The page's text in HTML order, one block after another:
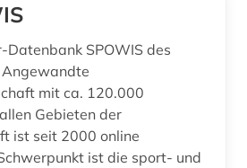
SPOWIS des
mit ca. 120.000
Gebieten der
ist seit 2000 online
ist die sport- und